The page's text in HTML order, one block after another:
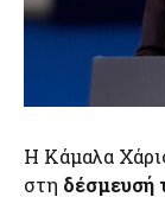
Η Κάμαλα
στη δέσμευσή